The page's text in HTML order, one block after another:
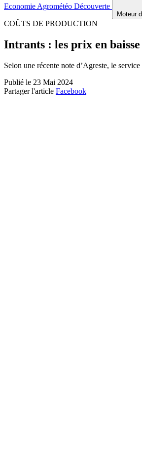
Economie Agrométéo Découverte
Moteur
COÛTS DE PRODUCTION
Intrants : les prix en
Selon une récente note d’Agreste, le
Publié le 23 Mai 2024
Partager l'article Facebook